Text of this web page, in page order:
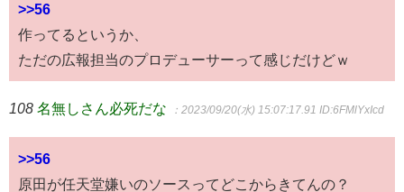
>>56
作ってるというか、
ただの広報担当のプロデューサーって感じだけどｗ
108 名無しさん必死だな ：2023/09/20(水) 15:07:17.91 ID:6FMlYxIcd
>>56
原田が任天堂嫌いのソースってどこからきてんの？